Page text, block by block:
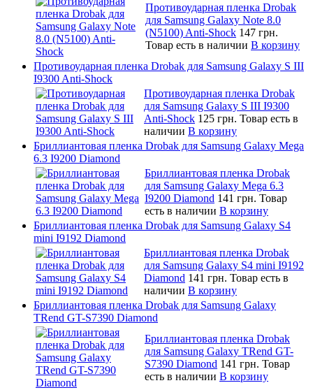
Противоударная пленка Drobak
для Samsung Galaxy Note 8.0
(N5100) Anti-Shock 147 грн.
Товар есть в наличии В корзину
Противоударная пленка Drobak для Samsung Galaxy S III
I9300 Anti-Shock
Противоударная пленка Drobak
для Samsung Galaxy S III I9300
Anti-Shock 125 грн. Товар есть в
наличии В корзину
Бриллиантовая пленка Drobak для Samsung Galaxy Mega
6.3 I9200 Diamond
Бриллиантовая пленка Drobak
для Samsung Galaxy Mega 6.3
I9200 Diamond 141 грн. Товар
есть в наличии В корзину
Бриллиантовая пленка Drobak для Samsung Galaxy S4
mini I9192 Diamond
Бриллиантовая пленка Drobak
для Samsung Galaxy S4 mini I9192
Diamond 141 грн. Товар есть в
наличии В корзину
Бриллиантовая пленка Drobak для Samsung Galaxy
TRend GT-S7390 Diamond
Бриллиантовая пленка Drobak
для Samsung Galaxy TRend GT-
S7390 Diamond 141 грн. Товар
есть в наличии В корзину